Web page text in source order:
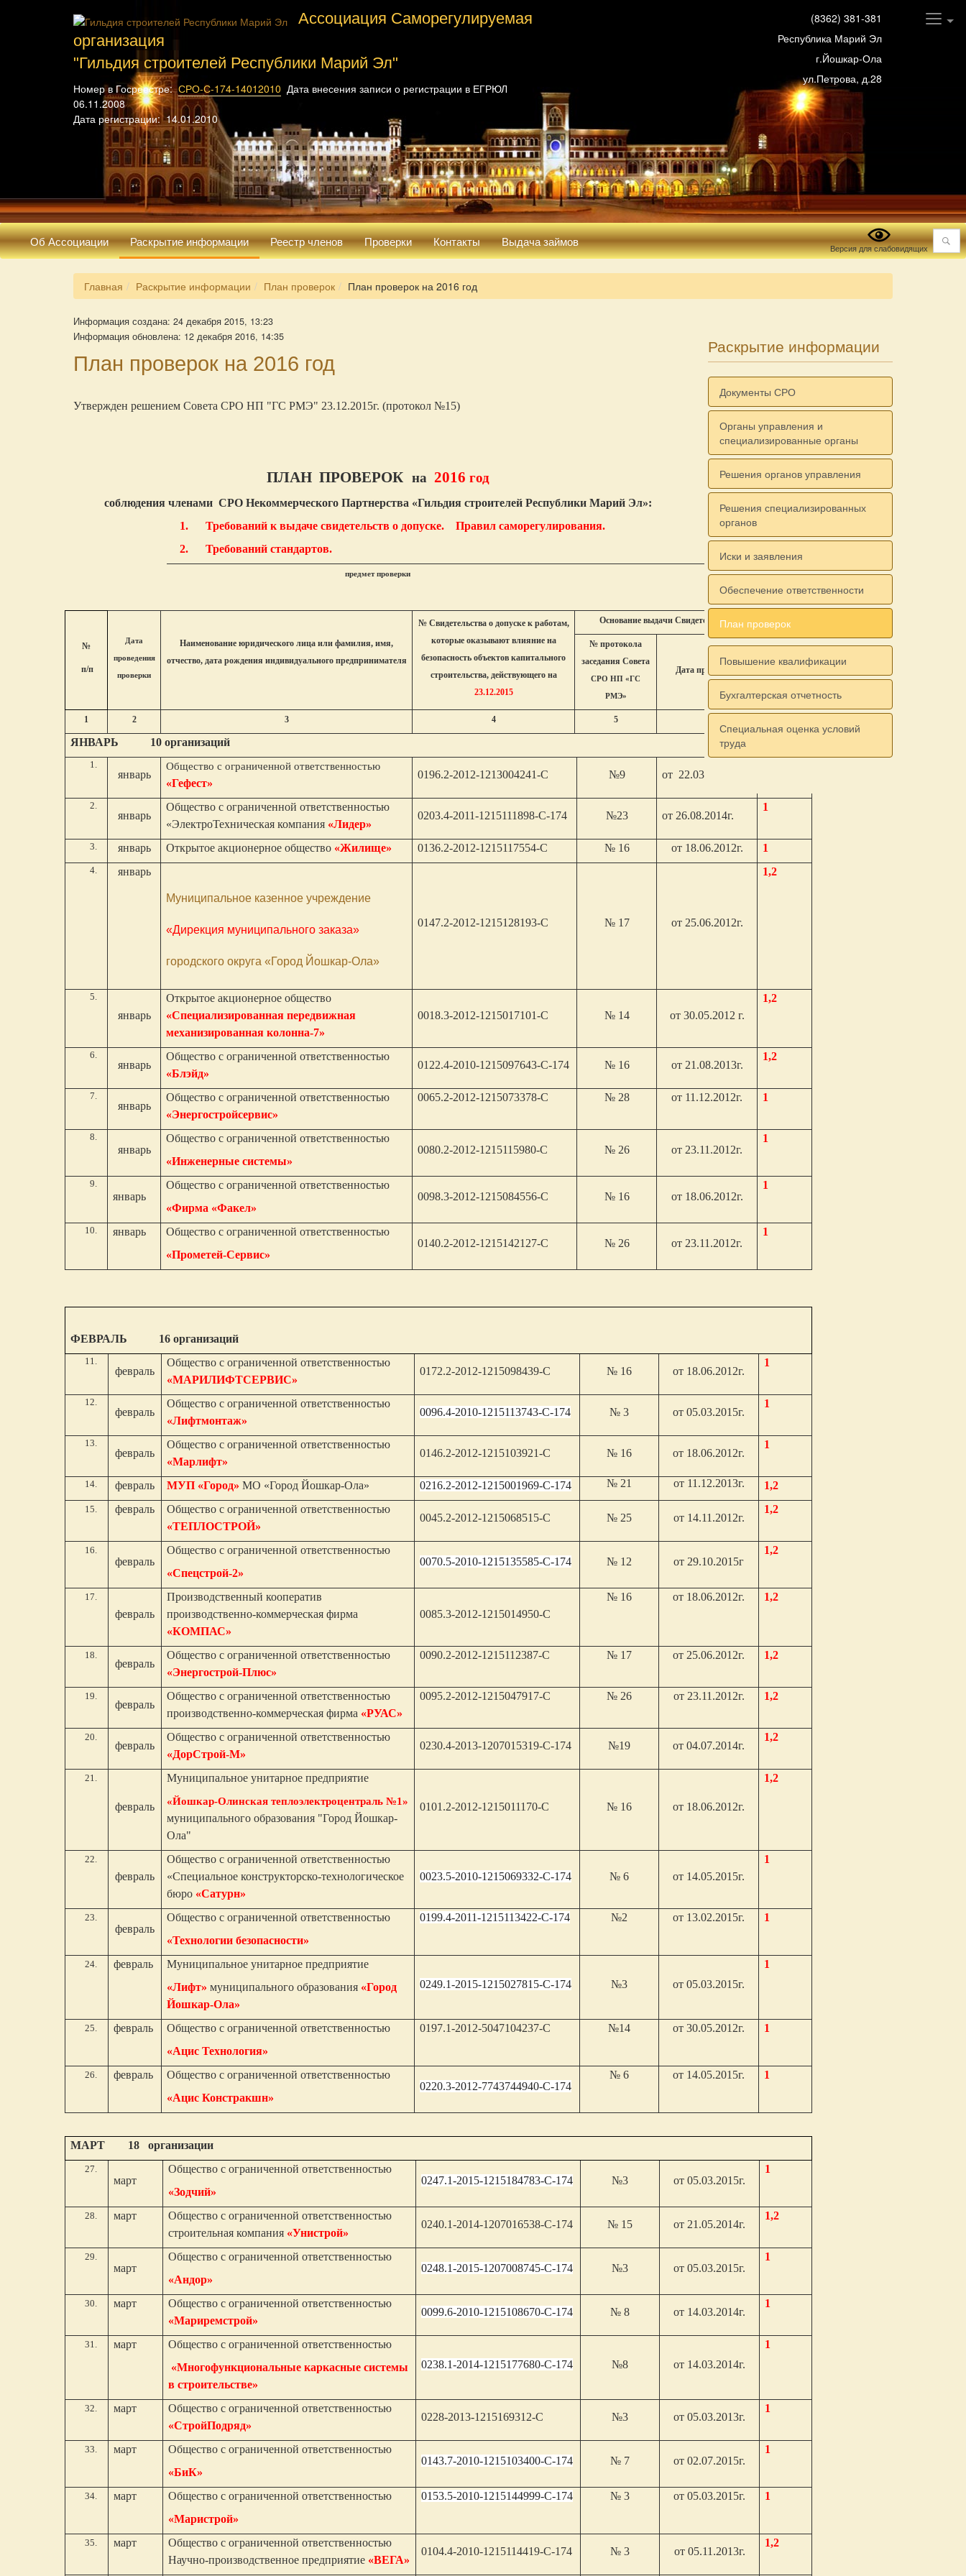
Ассоциация Саморегулируемая
организация
"Гильдия строителей Республики Марий Эл"
Номер в Госреестре:СРО-С-174-14012010 Дата внесения записи о регистрации в ЕГРЮЛ
06.11.2008
Дата регистрации: 14.01.2010
(8362) 381-381
Республика Марий Эл
г.Йошкар-Ола
ул.Петрова, д.28
Об Ассоциации Раскрытие информации Реестр членов Проверки Контакты Выдача займов Версия для слабовидящих Поиск
Главная Раскрытие информации План проверок План проверок на 2016 год
Информация создана: 24 декабря 2015, 13:23
Информация обновлена: 12 декабря 2016, 14:35
План проверок на 2016 год
Утвержден решением Совета СРО НП "ГС РМЭ" 23.12.2015г. (протокол №15)
ПЛАН ПРОВЕРОК на 2016 год
соблюдения членами СРО Некоммерческого Партнерства «Гильдия строителей Республики Марий Эл»:
1.
Требований к выдаче свидетельств о допуске. Правил саморегулирования.
2.
Требований стандартов.
предмет проверки
№
п/п
Дата
проведения
проверки
Наименование юридического лица или фамилия, имя,
отчество, дата рождения индивидуального предпринимателя
№ Свидетельства о допуске к работам,
которые оказывают влияние на
безопасность объектов капитального
строительства, действующего на
23.12.2015
Основание выдачи Свидетельства
Предмет
проверки
№ протокола
заседания Совета
СРО НП «ГС
РМЭ»
Дата протокола
1 2 3 4 5
ЯНВАРЬ 10 организаций
январь
Общество с ограниченной ответственностью
«Гефест»
0196.2-2012-1213004241-С №9 от 22.03.2012г.
январь
Общество с ограниченной ответственностью
«ЭлектроТехническая компания «Лидер»
0203.4-2011-1215111898-С-174 №23 от 26.08.2014г.
1
январь Открытое акционерное общество «Жилище» 0136.2-2012-1215117554-С № 16 от 18.06.2012г.
1
январь
Муниципальное казенное учреждение
«Дирекция муниципального заказа»
городского округа «Город Йошкар-Ола»
0147.2-2012-1215128193-С № 17 от 25.06.2012г.
1,2
январь
Открытое акционерное общество
«Специализированная передвижная
механизированная колонна-7»
0018.3-2012-1215017101-С № 14 от 30.05.2012 г.
1,2
январь
Общество с ограниченной ответственностью
«Блэйд»
0122.4-2010-1215097643-С-174 № 16 от 21.08.2013г.
1,2
январь
Общество с ограниченной ответственностью
«Энергостройсервис»
0065.2-2012-1215073378-С № 28 от 11.12.2012г. 1
январь
Общество с ограниченной ответственностью
«Инженерные системы»
0080.2-2012-1215115980-С № 26 от 23.11.2012г.
1
январь
Общество с ограниченной ответственностью
«Фирма «Факел»
0098.3-2012-1215084556-С № 16 от 18.06.2012г.
1
январь
Общество с ограниченной ответственностью
«Прометей-Сервис»
0140.2-2012-1215142127-С № 26 от 23.11.2012г.
1
ФЕВРАЛЬ 16 организаций
февраль
Общество с ограниченной ответственностью
«МАРИЛИФТСЕРВИС»
0172.2-2012-1215098439-С № 16 от 18.06.2012г.
1
февраль
Общество с ограниченной ответственностью
«Лифтмонтаж»
0096.4-2010-1215113743-С-174 № 3 от 05.03.2015г.
1
февраль
Общество с ограниченной ответственностью
«Марлифт»
0146.2-2012-1215103921-С № 16 от 18.06.2012г.
1
февраль МУП «Город» МО «Город Йошкар-Ола» 0216.2-2012-1215001969-С-174 № 21 от 11.12.2013г.
1,2
февраль
Общество с ограниченной ответственностью
«ТЕПЛОСТРОЙ»
0045.2-2012-1215068515-С № 25 от 14.11.2012г.
1,2
февраль
Общество с ограниченной ответственностью
«Спецстрой-2»
0070.5-2010-1215135585-С-174 № 12 от 29.10.2015г
1,2
февраль
Производственный кооператив
производственно-коммерческая фирма
«КОМПАС»
0085.3-2012-1215014950-С
№ 16 от 18.06.2012г. 1,2
февраль
Общество с ограниченной ответственностью
«Энергострой-Плюс»
0090.2-2012-1215112387-С № 17 от 25.06.2012г. 1,2
февраль
Общество с ограниченной ответственностью
производственно-коммерческая фирма «РУАС»
0095.2-2012-1215047917-С № 26 от 23.11.2012г. 1,2
февраль
Общество с ограниченной ответственностью
«ДорСтрой-М»
0230.4-2013-1207015319-С-174 №19 от 04.07.2014г.
1,2
февраль
Муниципальное унитарное предприятие
«Йошкар-Олинская теплоэлектроцентраль №1»
муниципального образования "Город Йошкар-
Ола"
0101.2-2012-1215011170-С № 16 от 18.06.2012г.
1,2
февраль
Общество с ограниченной ответственностью
«Специальное конструкторско-технологическое
бюро «Сатурн»
0023.5-2010-1215069332-С-174 № 6 от 14.05.2015г.
1
февраль
Общество с ограниченной ответственностью
«Технологии безопасности»
0199.4-2011-1215113422-С-174 №2 от 13.02.2015г. 1
февраль
Муниципальное унитарное предприятие
«Лифт»муниципального образования «Город
Йошкар-Ола»
0249.1-2015-1215027815-С-174 №3 от 05.03.2015г.
1
февраль
Общество с ограниченной ответственностью
«Ацис Технология»
0197.1-2012-5047104237-С №14 от 30.05.2012г. 1
февраль
Общество с ограниченной ответственностью
«Ацис Констракшн»
0220.3-2012-7743744940-С-174
№ 6 от 14.05.2015г. 1
МАРТ 18 организации
март
Общество с ограниченной ответственностью
«Зодчий»
0247.1-2015-1215184783-С-174 №3 от 05.03.2015г.
1
март
Общество с ограниченной ответственностью
строительная компания «Унистрой»
0240.1-2014-1207016538-С-174 № 15 от 21.05.2014г.
1,2
март
Общество с ограниченной ответственностью
«Андор»
0248.1-2015-1207008745-С-174 №3 от 05.03.2015г.
1
март
Общество с ограниченной ответственностью
«Мариремстрой»
0099.6-2010-1215108670-С-174 № 8 от 14.03.2014г.
1
март
Общество с ограниченной ответственностью
«Многофункциональные каркасные системы
в строительстве»
0238.1-2014-1215177680-С-174 №8 от 14.03.2014г.
1
март
Общество с ограниченной ответственностью
«СтройПодряд»
0228-2013-1215169312-С №3 от 05.03.2013г.
1
март
Общество с ограниченной ответственностью
«БиК»
0143.7-2010-1215103400-С-174 № 7 от 02.07.2015г.
1
март
Общество с ограниченной ответственностью
«Маристрой»
0153.5-2010-1215144999-С-174 № 3 от 05.03.2015г. 1
март
Общество с ограниченной ответственностью
Научно-производственное предприятие «ВЕГА»
0104.4-2010-1215114419-С-174 № 3 от 05.11.2013г.
1,2
Раскрытие информации
Документы СРО
Органы управления и
специализированные органы
Решения органов управления
Решения специализированных
органов
Иски и заявления
Обеспечение ответственности
План проверок
Повышение квалификации
Бухгалтерская отчетность
Специальная оценка условий
труда